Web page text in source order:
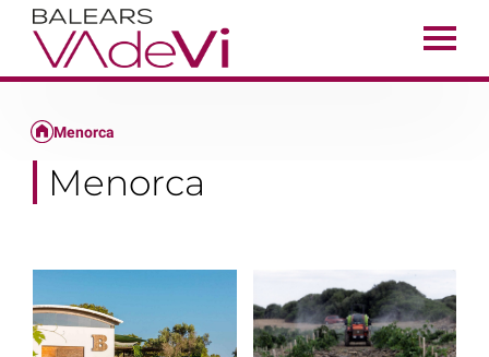
Menorca
Menorca